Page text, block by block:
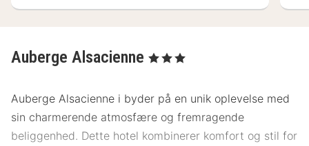
Auberge Alsacienne , 3 Stjerner
Auberge Alsacienne i byder på en unik oplevelse med
sin charmerende atmosfære og fremragende
beliggenhed. Dette hotel kombinerer komfort og stil for